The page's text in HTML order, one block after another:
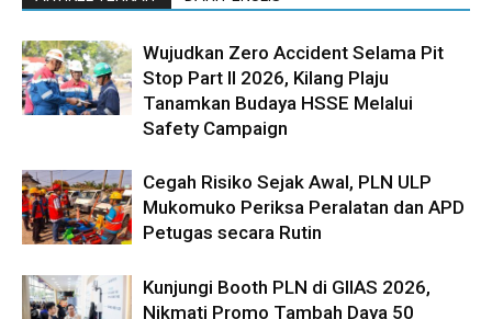
Wujudkan Zero Accident Selama Pit
Stop Part II 2026, Kilang Plaju
Tanamkan Budaya HSSE Melalui
Safety Campaign
Cegah Risiko Sejak Awal, PLN ULP
Mukomuko Periksa Peralatan dan APD
Petugas secara Rutin
Kunjungi Booth PLN di GIIAS 2026,
Nikmati Promo Tambah Daya 50